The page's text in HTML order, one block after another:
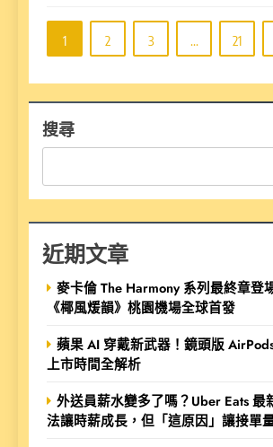
1 2 3 ... 21
搜尋
近期文章
麥卡倫 The Harmony 系列最終章登
《椰風煖韻》桃園機場全球首發
蘋果 AI 穿戴新武器！鏡頭版
上市時間全解析
外送員薪水變多了嗎？Uber Eats 最
法讓時薪成長，但「這原因」讓接單